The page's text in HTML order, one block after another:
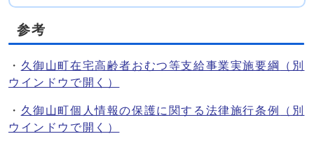
参考
・ 久御山町在宅高齢者おむつ等支給事業実施要綱
（別
ウインドウで開く）
・ 久御山町個人情報の保護に関する法律施行条例
（別
ウインドウで開く）